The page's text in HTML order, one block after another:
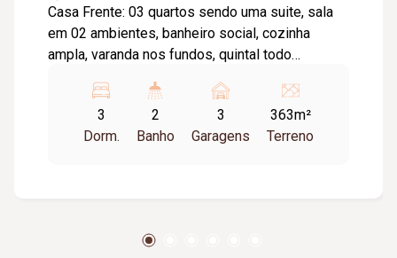
Casa Frente: 03 quartos sendo uma suite, sala
em 02 ambientes, banheiro social, cozinha
ampla, varanda nos fundos, quintal todo
Alugada Particular Por R$ 1.700,00. Casa de
Fundos: 02 quartos, banheiro social, sala,
cozinha, área de serviço, garagem para uma
3
Dorm.
2
Banho
3
Garagens
363m²
Terreno